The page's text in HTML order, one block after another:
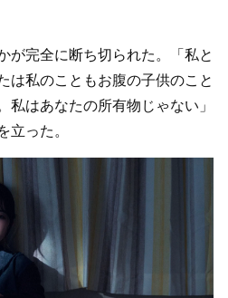
が完全に断ち切られた。「私と
は私のこともお腹の子供のこと
私はあなたの所有物じゃない」
った。